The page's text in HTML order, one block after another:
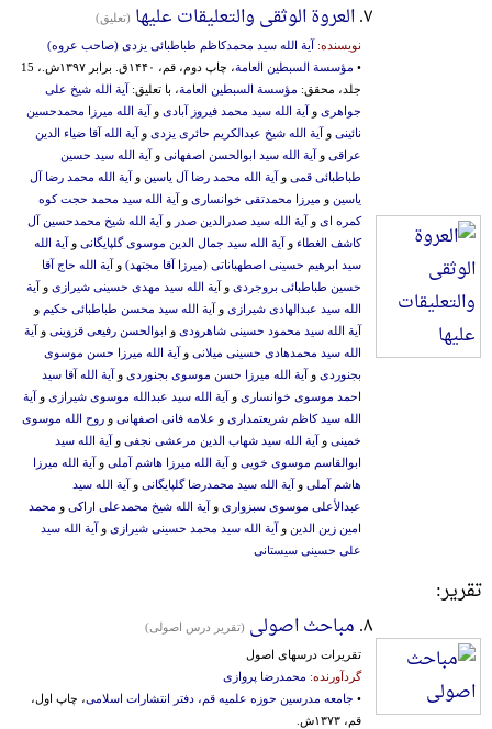
۷. العروة الوثقی والتعلیقات علیها (تعلیق)
نویسنده: آیة الله سید محمدکاظم طباطبائی یزدی (صاحب عروه)
• مؤسسة السبطین العامة
، چاپ دوم، قم، ۱۴۴۰ق. برابر ۱۳۹۷ش.، 15
جلد، محقق: مؤسسة السبطین العامة، با تعلیق: آیة الله شیخ علی
جواهری و آیة الله سید محمد فیروز آبادی و آیة الله میرزا محمدحسین
نائینی و آیة الله شیخ عبدالکریم حائری یزدی و آیة الله آقا ضیاء الدین
عراقی و آیة الله سید ابوالحسن اصفهانی و آیة الله سید حسین
طباطبائی قمی و آیة الله محمد رضا آل یاسین و آیة الله محمد رضا آل
یاسین و میرزا محمدتقی خوانساری و آیة الله سید محمد حجت کوه
کمره ای و آیة الله سید صدرالدین صدر و آیة الله شیخ محمدحسین آل
کاشف الغطاء و آیة الله سید جمال الدین موسوی گلپایگانی و آیة الله
سید ابرهیم حسینی اصطهباناتی (میرزا آقا مجتهد) و آیة الله حاج آقا
حسین طباطبائی بروجردی و آیة الله سید مهدی حسینی شیرازی و آیة
الله سید عبدالهادی شیرازی و آیة الله سید محسن طباطبائی حکیم و
آیة الله سید محمود حسینی شاهرودی و ابوالحسن رفیعی قزوینی و آیة
الله سید محمدهادی حسینی میلانی و آیة الله میرزا حسن موسوی
بجنوردی و آیة الله میرزا حسن موسوی بجنوردی و آیة الله آقا سید
احمد موسوی خوانساری و آیة الله سید عبدالله موسوی شیرازی و آیة
الله سید کاظم شریعتمداری و علامه فانی اصفهانی و روح الله موسوی
خمینی و آیة الله سید شهاب الدین مرعشی نجفی و آیة الله سید
ابوالقاسم موسوی خویی و آیة الله میرزا هاشم آملی و آیة الله میرزا
هاشم آملی و آیة الله سید محمدرضا گلپایگانی و آیة الله سید
عبدالأعلی موسوی سبزواری و آیة الله شیخ محمدعلی اراکی و محمد
امین زین الدین و آیة الله سید محمد حسینی شیرازی و آیة الله سید
علی حسینی سیستانی
تقریر:
۸. مباحث اصولی (تقریر درس اصولی)
تقریرات درسهای اصول
گردآورنده: محمدرضا پروازی
• جامعه مدرسین حوزه علمیه قم، دفتر انتشارات اسلامی، چاپ اول،
قم، ۱۳۷۳ش.